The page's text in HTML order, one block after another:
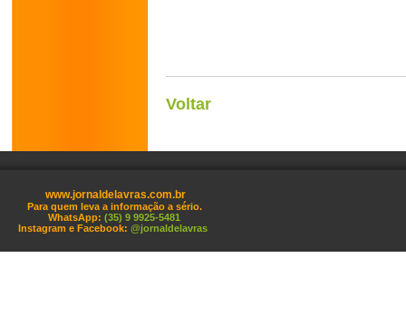
Voltar
www.jornaldelavras.com.br
Para quem leva a informação a sério.
WhatsApp: (35) 9 9925-5481
Instagram e Facebook: @jornaldelavras